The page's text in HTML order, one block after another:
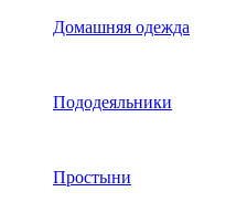
Домашняя одежда
Пододеяльники
Простыни